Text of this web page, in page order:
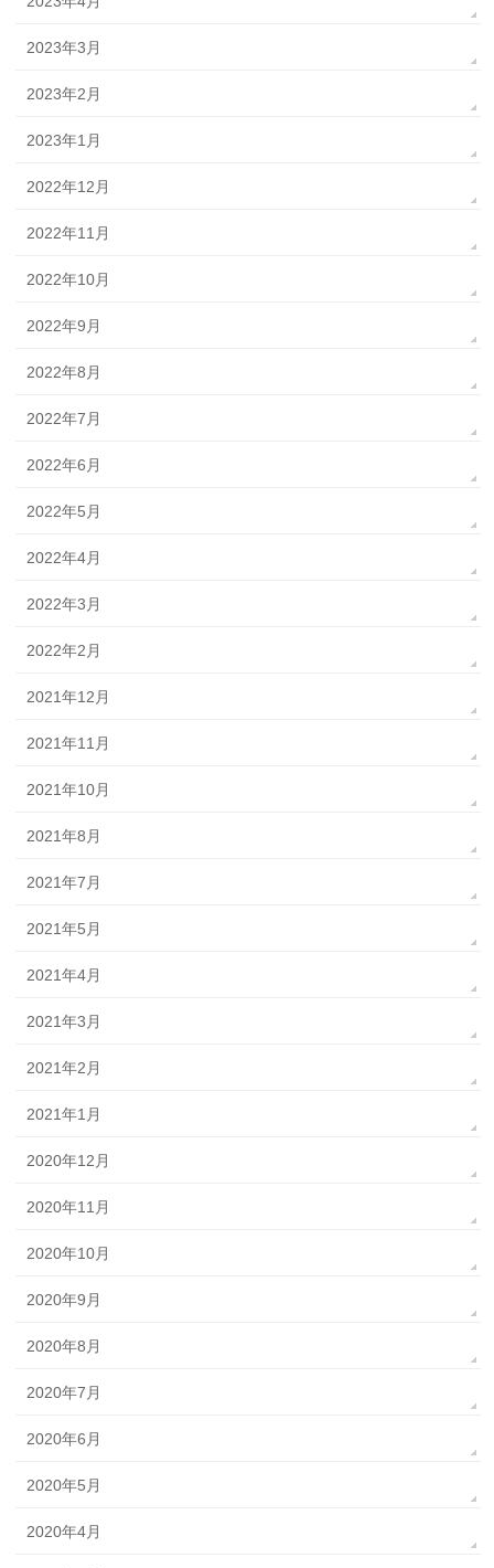
2023年3月
2023年2月
2023年1月
2022年12月
2022年11月
2022年10月
2022年9月
2022年8月
2022年7月
2022年6月
2022年5月
2022年4月
2022年3月
2022年2月
2021年12月
2021年11月
2021年10月
2021年8月
2021年7月
2021年5月
2021年4月
2021年3月
2021年2月
2021年1月
2020年12月
2020年11月
2020年10月
2020年9月
2020年8月
2020年7月
2020年6月
2020年5月
2020年4月